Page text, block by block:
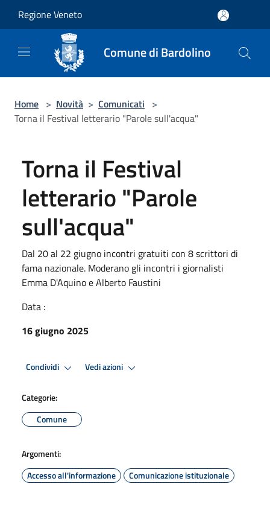
Regione Veneto
Comune di Bardolino
Home > Novità > Comunicati >
Torna il Festival letterario "Parole sull'acqua"
Torna il Festival
letterario "Parole
sull'acqua"
Dal 20 al 22 giugno incontri gratuiti con 8 scrittori di
fama nazionale. Moderano gli incontri i giornalisti
Emma D'Aquino e Alberto Faustini
Data :
16 giugno 2025
Condividi Vedi azioni
Categorie:
Comune
Argomenti:
Accesso all'informazione
Comunicazione istituzionale